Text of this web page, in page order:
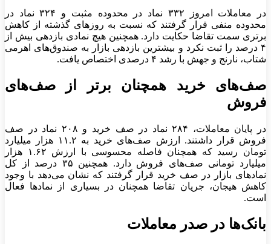
در معاملات امروز ۳۳۲ نماد در محدوده مثبت و ۳۲۴ نماد در
محدوده منفی قرار گرفتند که نسبت به روز‌های گذشته از کاهش
برتری سمت تقاضا حکایت دارد. همچنین هیچ نمادی بازدهی بیش از
۴ درصد را ثبت نکرد و بیشترین بازدهی بازار به صندوق‌های اهرمی
شتاب، نارنج و جهش با رشد ۴ درصدی اختصاص یافت.
صف‌های خرید همچنان برتر از صف‌های
فروش
در پایان معاملات، ۲۸۴ نماد در صف خرید و ۲۰۸ نماد در صف
فروش قرار داشتند. ارزش صف‌های خرید به ۱۱.۲ هزار میلیارد
تومان رسید که همچنان فاصله محسوسی با ارزش ۱.۶۲ هزار
میلیارد تومانی صف‌های فروش دارد. همچنین ۳۵ درصد از کل
نماد‌های بازار در صف خرید قرار گرفتند که نشان می‌دهد با وجود
کاهش هیجان، جریان تقاضا همچنان در بسیاری از نماد‌ها فعال
است.
بانک‌ها در صدر معاملات